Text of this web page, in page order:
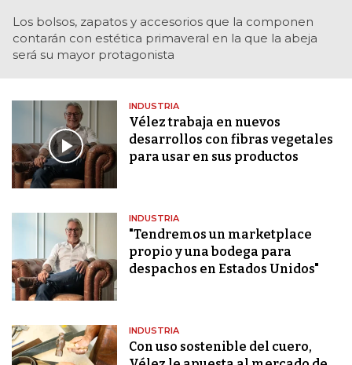
Los bolsos, zapatos y accesorios que la componen
contarán con estética primaveral en la que la abeja
será su mayor protagonista
INDUSTRIA
Vélez trabaja en nuevos
desarrollos con fibras vegetales
para usar en sus productos
INDUSTRIA
"Tendremos un marketplace
propio y una bodega para
despachos en Estados Unidos"
INDUSTRIA
Con uso sostenible del cuero,